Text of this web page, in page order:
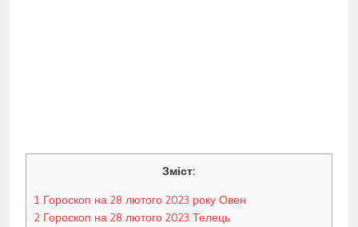
Зміст:
1 Гороскоп на 28 лютого 2023 року Овен
2Гороскоп на 28 лютого 2023 Телець